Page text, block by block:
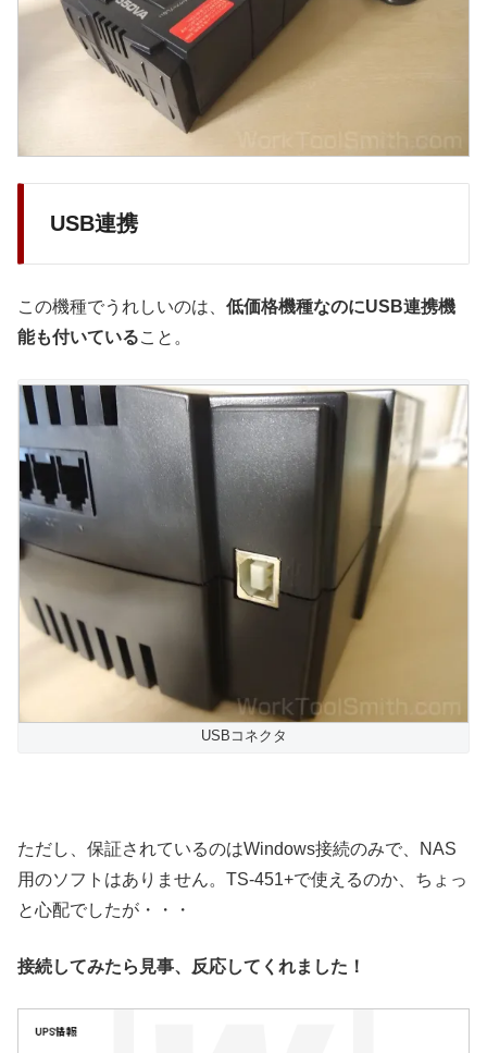
USB連携
この機種でうれしいのは、 低価格機種なのにUSB連携機
能も付いていること。
USBコネクタ
ただし、保証されているのはWindows接続のみで、NAS
用のソフトはありません。TS-451+で使えるのか、ちょっ
と心配でしたが・・・
接続してみたら見事、反応してくれました！